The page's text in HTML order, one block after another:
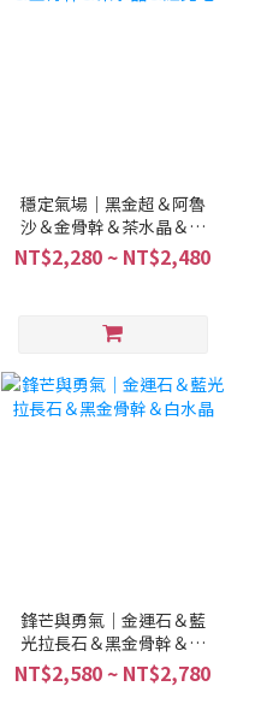
穩定氣場｜黑金超＆阿魯
沙＆金骨幹＆茶水晶＆紅
兔毛
NT$2,280 ~ NT$2,480
鋒芒與勇氣｜金運石＆藍
光拉長石＆黑金骨幹＆白
水晶
NT$2,580 ~ NT$2,780